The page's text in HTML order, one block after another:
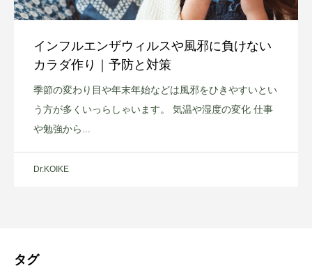
インフルエンザウィルスや風邪に負けない
カラダ作り｜予防と対策
季節の変わり目や年末年始などは風邪をひきやすいとい
う方が多くいっらしゃいます。 気温や湿度の変化 仕事
や勉強から...
Dr.KOIKE
タグ